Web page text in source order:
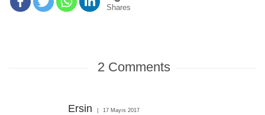
Shares
2 Comments
Ersin 17 Mayıs 2017